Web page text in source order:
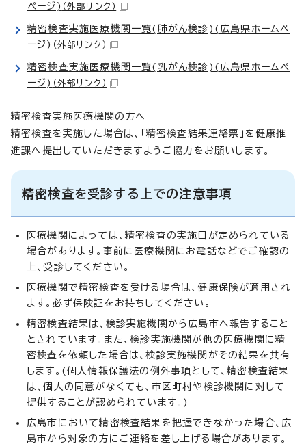
ページ) （外部リンク）
精密検査実施医療機関一覧(肺がん検診)(広島県ホームペ
ージ) （外部リンク）
精密検査実施医療機関一覧(乳がん検診)(広島県ホームペ
ージ) （外部リンク）
精密検査実施医療機関の方へ
精密検査を実施した場合は、「精密検査結果連絡票」を健康推
進課へ提出していただきますようご協力をお願いします。
精密検査を受診する上での注意事項
医療機関によっては、精密検査の実施日が定められている
場合があります。事前に医療機関にお電話などでご確認の
上、受診してください。
医療機関で精密検査を受ける場合は、健康保険が適用され
ます。必ず保険証をお持ちしてください。
精密検査結果は、検診実施機関から広島市へ報告すること
とされています。また、検診実施機関が他の医療機関に精
密検査を依頼した場合は、検診実施機関がその結果を共有
します。(個人情報保護法の例外事項として、精密検査結果
は、個人の同意がなくても、市区町村や検診機関に対して
提供することが認められています。)
広島市において精密検査結果を把握できなかった場合、広
島市から対象の方にご連絡を差し上げる場合があります。